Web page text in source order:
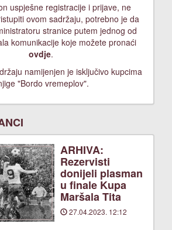
uspješne registracije i prijave, ne
ovom sadržaju, potrebno je da
stranice putem jednog od
komunikacije koje možete pronaći
ovdje.
namijenjen je isključivo kupcima
"Bordo vremeplov".
ARHIVA:
Rezervisti
donijeli plasman
u finale Kupa
Maršala Tita
27.04.2023. 12:12